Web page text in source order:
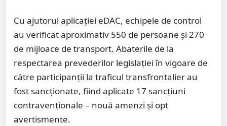
Cu ajutorul aplicației eDAC, echipele de control
au verificat aproximativ 550 de persoane și 270
de mijloace de transport. Abaterile de la
respectarea prevederilor legislației în vigoare de
către participanții la traficul transfrontalier au
fost sancționate, fiind aplicate 17 sancțiuni
contravenționale – nouă amenzi și opt
avertismente.